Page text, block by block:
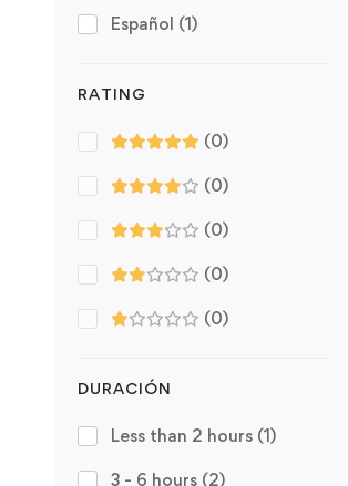
Español (1)
RATING
(0)
(0)
(0)
(0)
(0)
DURACIÓN
Less than 2 hours (1)
3 - 6 hours (2)